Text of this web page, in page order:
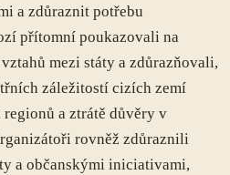
a zdůraznit potřebu
přítomní poukazovali na
mezi státy a zdůrazňovali,
záležitostí cizích zemí
a ztrátě důvěry v
rovněž zdůraznili
a občanskými iniciativami,